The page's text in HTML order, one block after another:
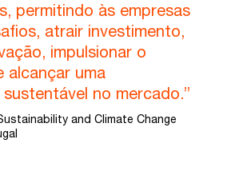
permitindo às empresas
atrair investimento,
impulsionar o
alcançar uma
no mercado.”
and Climate Change